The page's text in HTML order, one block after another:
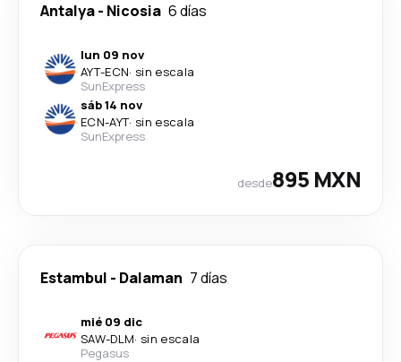
Antalya- Nicosia 6 días
lun 09 nov
AYT-ECN· sin escala
SunExpress
sáb 14 nov
ECN-AYT· sin escala
SunExpress
desde895 MXN
Estambul - Dalaman 7 días
mié 09 dic
SAW-DLM· sin escala
Pegasus